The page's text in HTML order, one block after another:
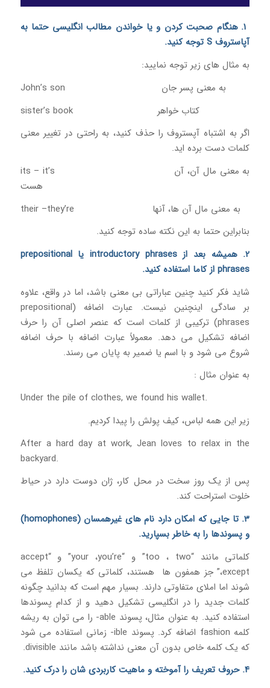
1. هنگام صحبت کردن و یا خواندن مطالب انگلیسی حتما به
آپاستروف S توجه کنید.
به مثال های زیر توجه نمایید:
John’s son به معنی پسر جان
sister’s book کتاب خواهر
اگر به اشتباه آپستروف را حذف کنید، به راحتی در تغییر معنی
کلمات دست برده اید.
its – it’s به معنی مال آن، آن
هست
their –they’re به معنی مال آن ها، آنها
بنابراین حتما به این نکته ساده توجه کنید.
2. همیشه بعد از introductory phrases یا prepositional
phrases از کاما استفاده کنید.
شاید فکر کنید چنین عباراتی بی معنی باشد، اما در واقع، علاوه
بر سادگی اینچنین نیست. عبارت اضافه (prepositional
phrases) ترکیبی از کلمات است که عنصر اصلی آن را حرف
اضافه تشکیل می دهد. معمولاً عبارت اضافه با حرف اضافه
شروع می شود و با اسم یا ضمیر به پایان می رسند.
به عنوان مثال :
Under the pile of clothes, we found his wallet.
زیر این همه لباس، کیف پولش را پیدا کردیم.
After a hard day at work, Jean loves to relax in the
backyard.
پس از یک روز سخت در محل کار، ژان دوست دارد در حیاط
خلوت استراحت کند.
3. تا جایی که امکان دارد نام های غیرهمسان (homophones)
و پسوندها را به خاطر بسپارید.
کلماتی مانند “too ، two” و “your ،you’re” و “accept
،except” جز همفون ها هستند، کلماتی که یکسان تلفظ می
شوند اما املای متفاوتی دارند. بسیار مهم است که بدانید چگونه
کلمات جدید را در انگلیسی تشکیل دهید و از کدام پسوندها
استفاده کنید. به عنوان مثال، پسوند able- را می توان به ریشه
کلمه fashion اضافه کرد. پسوند ible- زمانی استفاده می شود
که یک کلمه خاص بدون آن معنی نداشته باشد مانند divisible.
4. حروف تعریف را آموخته و ماهیت کاربردی شان را درک کنید.